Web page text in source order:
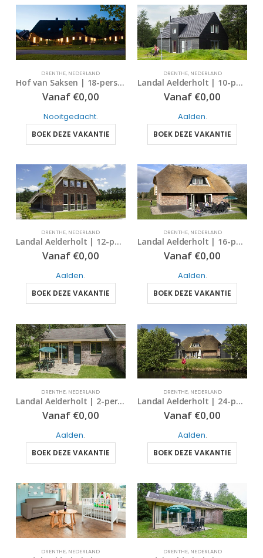
DRENTHE, NEDERLAND
Hof van Saksen | 18-persoons boerderij – comfort | Type 18C | Nooitgedacht, Drenthe
Vanaf €0,00
Nooitgedacht.
BOEK DEZE VAKANTIE
DRENTHE, NEDERLAND
Landal Aelderholt | 10-persoonsbungalow – extra luxe | type 10EL1 | Aalden, Drenthe
Vanaf €0,00
Aalden.
BOEK DEZE VAKANTIE
DRENTHE, NEDERLAND
Landal Aelderholt | 12-persoonsbungalow – extra luxe | type 12EL | Aalden, Drenthe
Vanaf €0,00
Aalden.
BOEK DEZE VAKANTIE
DRENTHE, NEDERLAND
Landal Aelderholt | 16-persoonsbungalow – extra luxe | type 16EL | Aalden, Drenthe
Vanaf €0,00
Aalden.
BOEK DEZE VAKANTIE
DRENTHE, NEDERLAND
Landal Aelderholt | 2-persoonsbungalow – comfort | Type 2C | Aalden, Drenthe
Vanaf €0,00
Aalden.
BOEK DEZE VAKANTIE
DRENTHE, NEDERLAND
Landal Aelderholt | 24-persoonsbungalow – extra luxe | type 24EL | Aalden, Drenthe
Vanaf €0,00
Aalden.
BOEK DEZE VAKANTIE
DRENTHE, NEDERLAND DRENTHE, NEDERLAND